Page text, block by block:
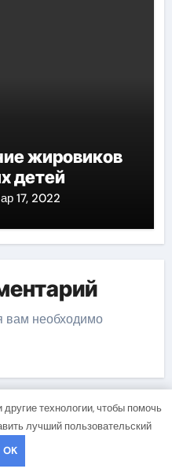
жировиков
детей
17, 2022
вам необходимо
технологии, чтобы помочь
лучший пользовательский
OK